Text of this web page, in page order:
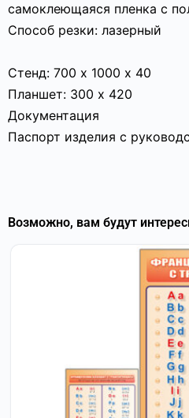
самоклеющаяся пленка с
Способ резки: лазерный
Стенд: 700 х 1000 х 40
Планшет: 300 х 420
Документация
Паспорт изделия с
Возможно, вам будут